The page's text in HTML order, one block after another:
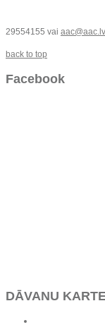
29554155 vai aac@aac.lv
back to top
Facebook
DĀVANU